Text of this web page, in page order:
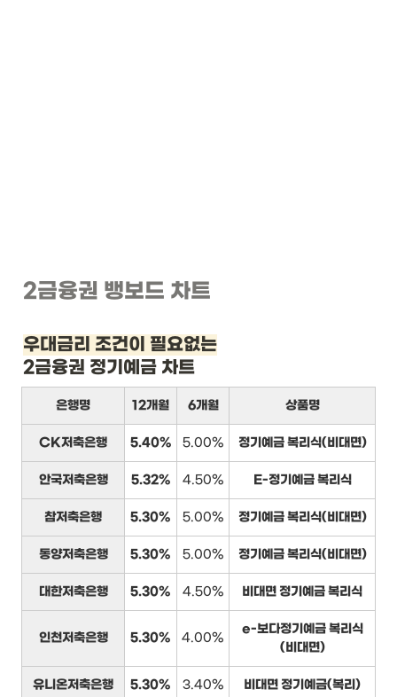
2금융권 뱅보드 차트
우대금리 조건이 필요없는
2금융권 정기예금 차트
은행명 12개월 6개월 상품명
CK저축은행 5.40% 5.00% 정기예금 복리식(비대면)
안국저축은행 5.32% 4.50% E-정기예금 복리식
참저축은행 5.30% 5.00% 정기예금 복리식(비대면)
동양저축은행 5.30% 5.00% 정기예금 복리식(비대면)
대한저축은행 5.30% 4.50% 비대면 정기예금 복리식
인천저축은행 5.30% 4.00%
e-보다정기예금 복리식
(비대면)
유니온저축은행 5.30% 3.40% 비대면 정기예금(복리)